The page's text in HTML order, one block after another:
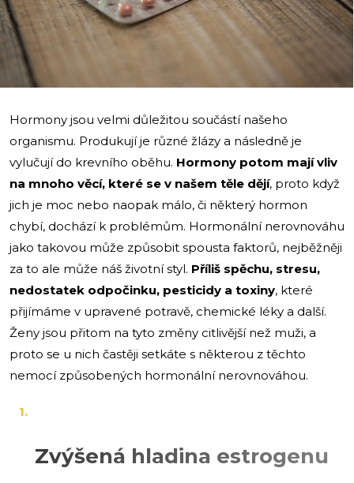
Hormony jsou velmi důležitou součástí našeho
organismu. Produkují je různé žlázy a následně je
vylučují do krevního oběhu. Hormony potom mají vliv
na mnoho věcí, které se v našem těle dějí, proto když
jich je moc nebo naopak málo, či některý hormon
chybí, dochází k problémům. Hormonální nerovnováhu
jako takovou může způsobit spousta faktorů, nejběžněji
za to ale může náš životní styl. Příliš spěchu, stresu,
nedostatek odpočinku, pesticidy a toxiny, které
přijímáme v upravené potravě, chemické léky a další.
Ženy jsou přitom na tyto změny citlivější než muži, a
proto se u nich častěji setkáte s některou z těchto
nemocí způsobených hormonální nerovnováhou.
Zvýšená hladina estrogenu